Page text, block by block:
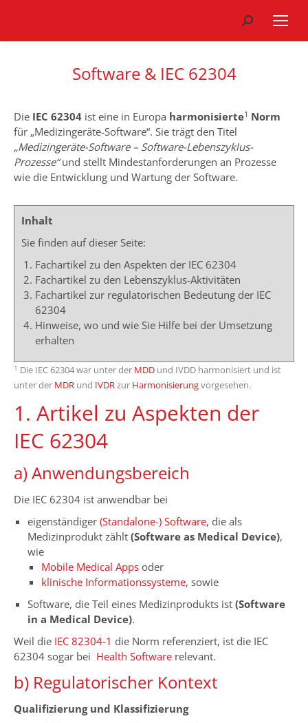
Search:
Software & IEC 62304
Die IEC 62304 ist eine in Europa harmonisierte1 Norm
für „Medizingeräte-Software“. Sie trägt den Titel
„Medizingeräte-Software – Software-Lebenszyklus-
Prozesse“und stellt Mindestanforderungen an Prozesse
wie die Entwicklung und Wartung der Software.
Inhalt
Sie finden auf dieser Seite:
Fachartikel zu den Aspekten der IEC 62304
Fachartikel zu den Lebenszyklus-Aktivitäten
Fachartikel zur regulatorischen Bedeutung der IEC
62304
Hinweise, wo und wie Sie Hilfe bei der Umsetzung
erhalten
1 Die IEC 62304 war unter der MDD und IVDD harmonisiert und ist
unter der MDR und IVDRzur Harmonisierungvorgesehen.
1. Artikel zu Aspekten der
IEC 62304
a) Anwendungsbereich
Die IEC 62304 ist anwendbar bei
eigenständiger (Standalone-) Software, die als
Medizinprodukt zählt (Software as Medical Device),
wie
Mobile Medical Apps oder
klinische Informationssysteme, sowie
Software, die Teil eines Medizinprodukts ist (Software
in a Medical Device).
Weil die IEC 82304-1 die Norm referenziert, ist die IEC
62304 sogar bei Health Software relevant.
b) Regulatorischer Kontext
Qualifizierung und Klassifizierung